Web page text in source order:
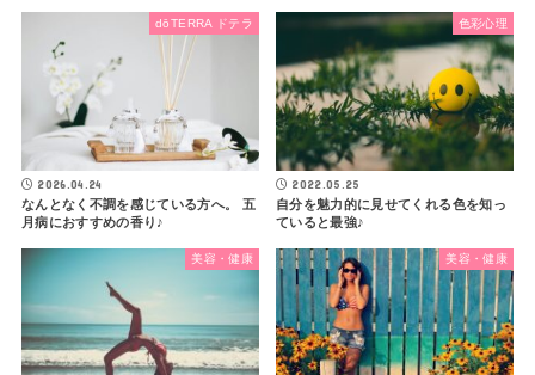
dōTERRA ドテラ
2026.04.24
なんとなく不調を感じている方へ。 五
月病におすすめの香り♪
色彩心理
2022.05.25
自分を魅力的に見せてくれる色を知っ
ていると最強♪
美容・健康 美容・健康